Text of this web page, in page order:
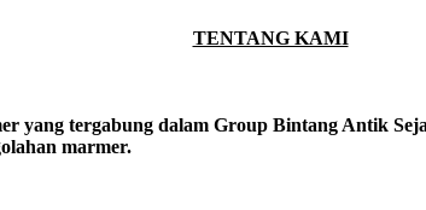
TENTANG KAMI
yang tergabung dalam Group Bintang Antik
marmer.